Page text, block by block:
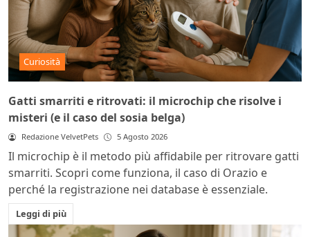
Curiosità
Gatti smarriti e ritrovati: il microchip che risolve i
misteri (e il caso del sosia belga)
Redazione VelvetPets 5 Agosto 2026
Il microchip è il metodo più affidabile per ritrovare gatti
smarriti. Scopri come funziona, il caso di Orazio e
perché la registrazione nei database è essenziale.
Leggi di più